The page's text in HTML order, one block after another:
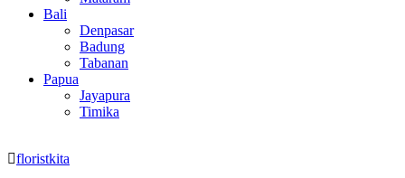
Bali
Denpasar
Badung
Tabanan
Papua
Jayapura
Timika
floristkita